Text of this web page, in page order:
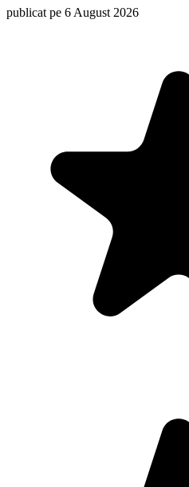
publicat pe 6 August 2026